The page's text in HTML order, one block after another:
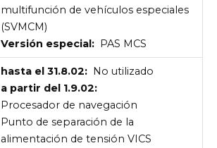
multifunción de vehículos especiales
(SVMCM)
Versión especial: PAS MCS
hasta el 31.8.02: No utilizado
a partir del 1.9.02:
Procesador de navegación
Punto de separación de la
alimentación de tensión VICS